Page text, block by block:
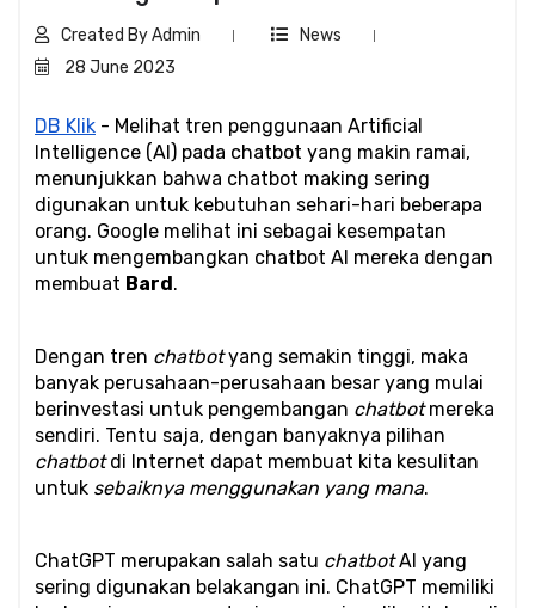
Created By Admin
News
28 June 2023
DB Klik - Melihat tren penggunaan Artificial
Intelligence (AI) pada chatbot yang makin ramai,
menunjukkan bahwa chatbot making sering
digunakan untuk kebutuhan sehari-hari beberapa
orang. Google melihat ini sebagai kesempatan
untuk mengembangkan chatbot AI mereka dengan
membuat Bard .
Dengan tren chatbot yang semakin tinggi, maka
banyak perusahaan-perusahaan besar yang mulai
berinvestasi untuk pengembangan chatbot mereka
chatbot di Internet dapat membuat kita kesulitan
untuk sebaiknya menggunakan yang mana.
ChatGPT merupakan salah satu chatbot AI yang
sering digunakan belakangan ini. ChatGPT memiliki